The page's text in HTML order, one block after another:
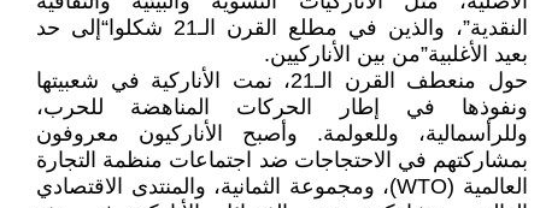
النقدية”، والذين في مطلع القرن الـ21 شكلوا“إلى حد
بعيد الأغلبية”من بين الأناركيين.
حول منعطف القرن الـ21، نمت الأناركية في شعبيتها
ونفوذها في إطار الحركات المناهضة للحرب،
وللرأسمالية، وللعولمة. وأصبح الأناركيون معروفون
بمشاركتهم في الاحتجاجات ضد اجتماعات منظمة التجارة
العالمية (WTO)، ومجموعة الثمانية، والمنتدى الاقتصادي